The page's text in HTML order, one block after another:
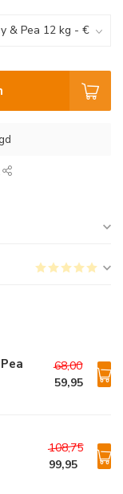
68,00
59,95
108,75
99,95